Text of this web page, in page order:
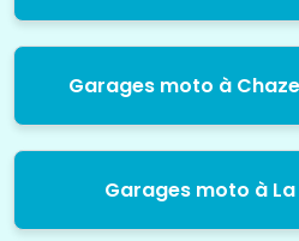
Garages moto à
Garages moto à